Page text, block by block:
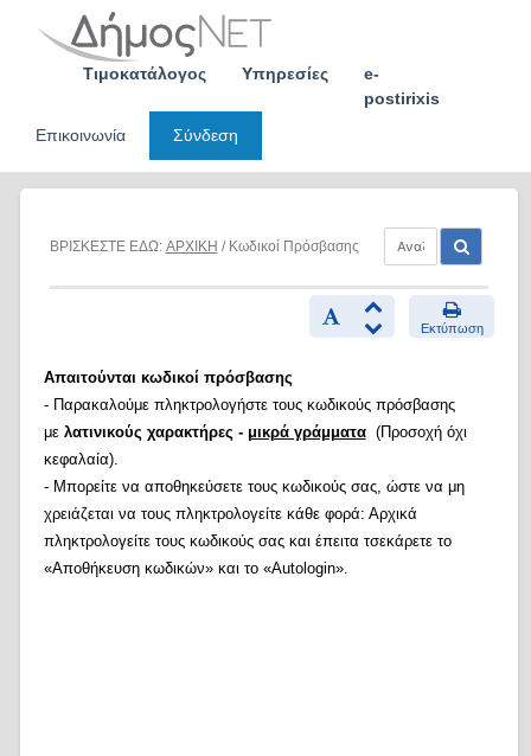
Τιμοκατάλογος Υπηρεσίες
e-
postirixis
Επικοινωνία
Σύνδεση
ΒΡΙΣΚΕΣΤΕ ΕΔΩ: ΑΡΧΙΚΗ / Κωδικοί Πρόσβασης
Εκτύπωση
Απαιτούνται κωδικοί πρόσβασης
- Παρακαλούμε πληκτρολογήστε τους κωδικούς πρόσβασης
με λατινικούς χαρακτήρες - μικρά γράμματα(Προσοχή όχι
κεφαλαία).
- Μπορείτε να αποθηκεύσετε τους κωδικούς σας, ώστε να μη
χρειάζεται να τους πληκτρολογείτε κάθε φορά: Αρχικά
πληκτρολογείτε τους κωδικούς σας και έπειτα τσεκάρετε το
«Αποθήκευση κωδικών» και το «Autologin».